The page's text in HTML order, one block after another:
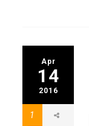
Apr
14
2016
1